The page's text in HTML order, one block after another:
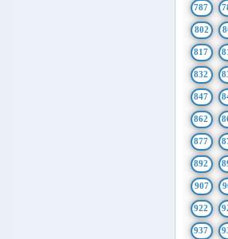
787
802
817
832
847
862
877
892
907
922
937